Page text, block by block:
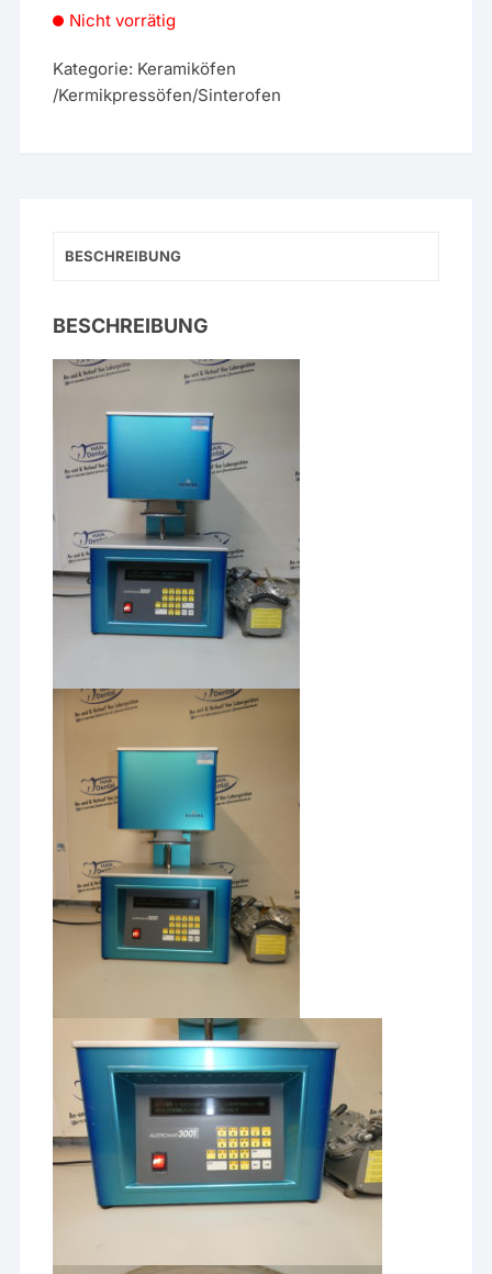
Nicht vorrätig
Kategorie: Keramiköfen
/Kermikpressöfen/Sinterofen
BESCHREIBUNG
BESCHREIBUNG